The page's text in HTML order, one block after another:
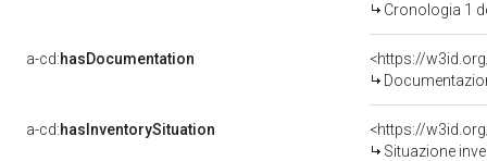
Cronologia 1
a-cd:hasDocumentation
a-cd:hasInventorySituation
<https://
Situazione